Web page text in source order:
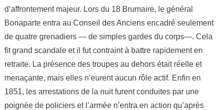
d’affrontement majeur. Lors du 18 Brumaire, le général
Bonaparte entra au Conseil des Anciens encadré seulement
de quatre grenadiers — de simples gardes du corps—. Cela
fit grand scandale et il fut contraint à battre rapidement en
retraite. La présence des troupes au dehors était réelle et
menaçante, mais elles n’eurent aucun rôle actif. Enfin en
1851, les arrestations de la nuit furent conduites par une
poignée de policiers et l’armée n’entra en action qu’après